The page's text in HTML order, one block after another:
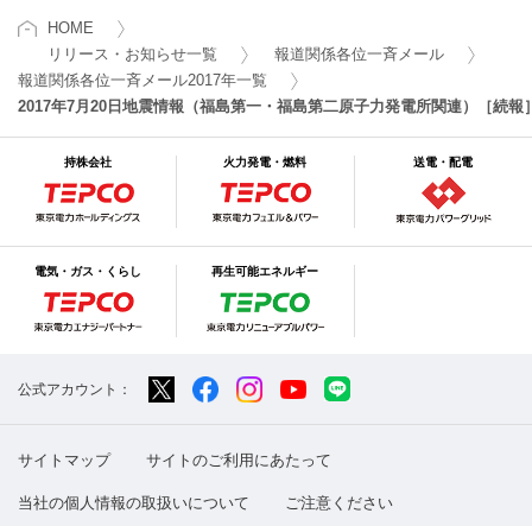
HOME
リリース・お知らせ一覧
報道関係各位一斉メール
報道関係各位一斉メール2017年一覧
2017年7月20日地震情報（福島第一・福島第二原子力発電所関連）［続報
持株会社 火力発電・燃料 送電・配電
電気・ガス・くらし 再生可能エネルギー
公式アカウント：
サイトマップ サイトのご利用にあたって
当社の個人情報の取扱いについて ご注意ください